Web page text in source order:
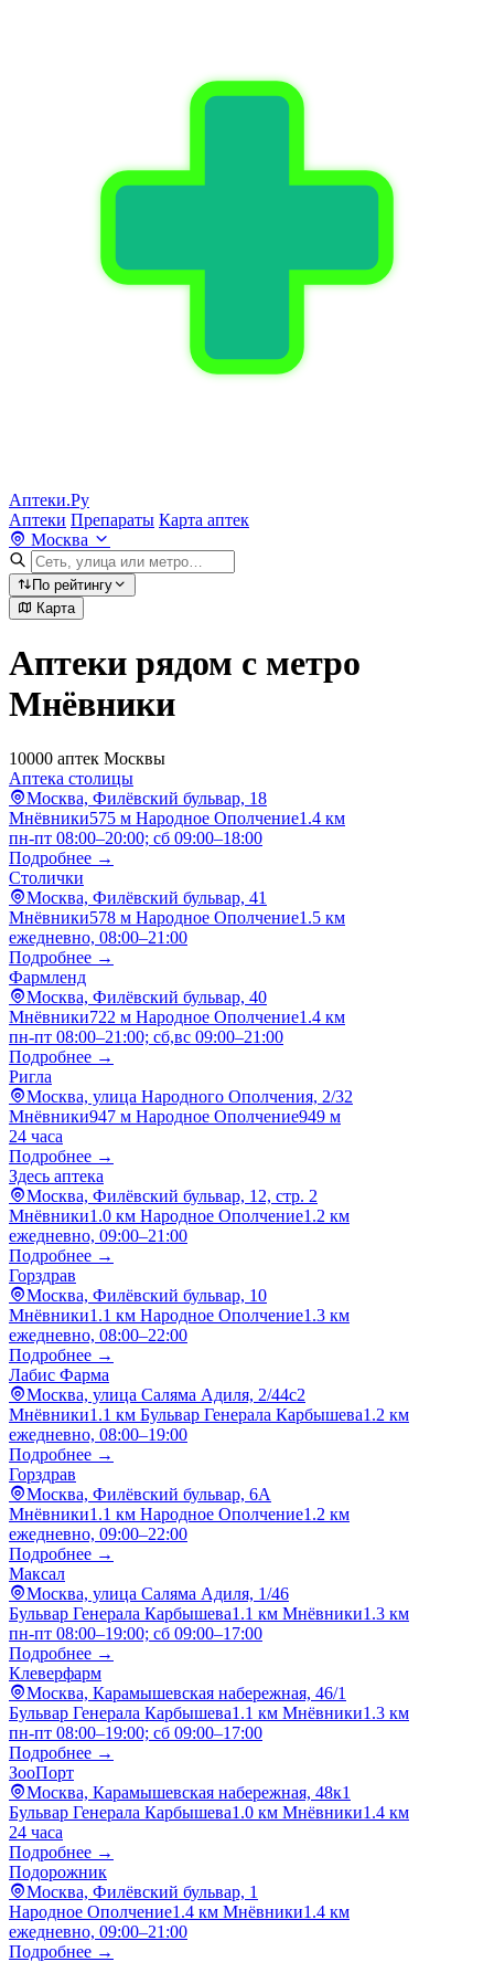
Аптеки.Ру
Аптеки Препараты Карта аптек
Москва
По рейтингу
Карта
Аптеки рядом с метро
Мнёвники
10000 аптек Москвы
Аптека столицы
Москва, Филёвский бульвар, 18
Мнёвники575 м Народное Ополчение1.4 км
пн-пт 08:00–20:00; сб 09:00–18:00
Подробнее →
Столички
Москва, Филёвский бульвар, 41
Мнёвники578 м Народное Ополчение1.5 км
ежедневно, 08:00–21:00
Подробнее →
Фармленд
Москва, Филёвский бульвар, 40
Мнёвники722 м Народное Ополчение1.4 км
пн-пт 08:00–21:00; сб,вс 09:00–21:00
Подробнее →
Ригла
Москва, улица Народного Ополчения, 2/32
Мнёвники947 м Народное Ополчение949 м
24 часа
Подробнее →
Здесь аптека
Москва, Филёвский бульвар, 12, стр. 2
Мнёвники1.0 км Народное Ополчение1.2 км
ежедневно, 09:00–21:00
Подробнее →
Горздрав
Москва, Филёвский бульвар, 10
Мнёвники1.1 км Народное Ополчение1.3 км
ежедневно, 08:00–22:00
Подробнее →
Лабис Фарма
Москва, улица Саляма Адиля, 2/44с2
Мнёвники1.1 км Бульвар Генерала Карбышева1.2 км
ежедневно, 08:00–19:00
Подробнее →
Горздрав
Москва, Филёвский бульвар, 6А
Мнёвники1.1 км Народное Ополчение1.2 км
ежедневно, 09:00–22:00
Подробнее →
Максал
Москва, улица Саляма Адиля, 1/46
Бульвар Генерала Карбышева1.1 км Мнёвники1.3 км
пн-пт 08:00–19:00; сб 09:00–17:00
Подробнее →
Клеверфарм
Москва, Карамышевская набережная, 46/1
Бульвар Генерала Карбышева1.1 км Мнёвники1.3 км
пн-пт 08:00–19:00; сб 09:00–17:00
Подробнее →
ЗооПорт
Москва, Карамышевская набережная, 48к1
Бульвар Генерала Карбышева1.0 км Мнёвники1.4 км
24 часа
Подробнее →
Подорожник
Москва, Филёвский бульвар, 1
Народное Ополчение1.4 км Мнёвники1.4 км
ежедневно, 09:00–21:00
Подробнее →